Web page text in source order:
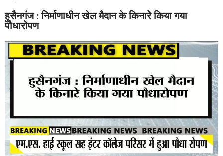
हुसैनगंज : निर्माणाधीन खेल मैदान के किनारे किया गया
पौधारोपण